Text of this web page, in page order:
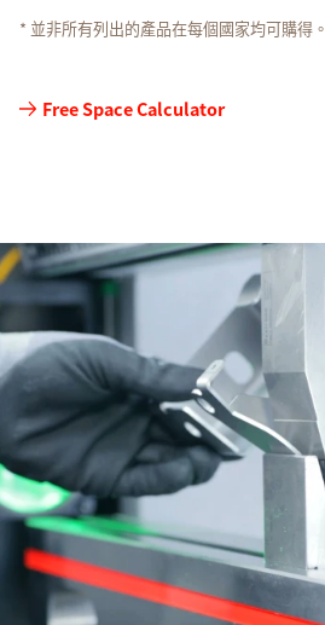
* 並非所有列出的產品在每個國家均可購得。
Free Space Calculator
壓